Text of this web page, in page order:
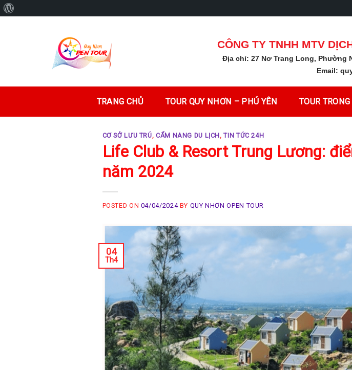
CÔNG TY TNHH MTV
Địa chỉ: 27 Nơ Trang Long, Phường
Email:
TRANG CHỦ TOUR QUY NHƠN – PHÚ YÊN TOUR
CƠ SỞ LƯU TRÚ, CẨM NANG DU LỊCH,TIN TỨC 24H
Life Club & Resort Trung Lương:
năm 2024
POSTED ON 04/04/2024BY QUY NHƠN OPEN TOUR
04
Th4